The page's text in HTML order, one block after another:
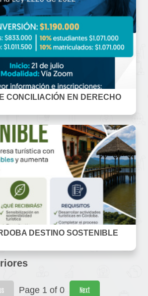
CONCILIACIÓN EN DERECHO
DESTINO SOSTENIBLE
Page 1 of 0 Next